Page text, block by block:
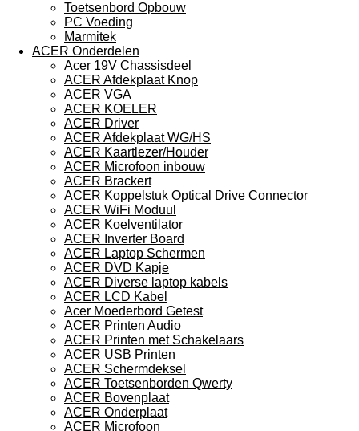
Toetsenbord Opbouw
PC Voeding
Marmitek
ACER Onderdelen
Acer 19V Chassisdeel
ACER Afdekplaat Knop
ACER VGA
ACER KOELER
ACER Driver
ACER Afdekplaat WG/HS
ACER Kaartlezer/Houder
ACER Microfoon inbouw
ACER Brackert
ACER Koppelstuk Optical Drive Connector
ACER WiFi Moduul
ACER Koelventilator
ACER Inverter Board
ACER Laptop Schermen
ACER DVD Kapje
ACER Diverse laptop kabels
ACER LCD Kabel
Acer Moederbord Getest
ACER Printen Audio
ACER Printen met Schakelaars
ACER USB Printen
ACER Schermdeksel
ACER Toetsenborden Qwerty
ACER Bovenplaat
ACER Onderplaat
ACER Microfoon